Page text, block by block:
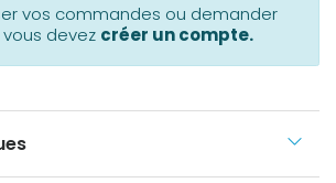
vos commandes ou demander
devez créer un compte.